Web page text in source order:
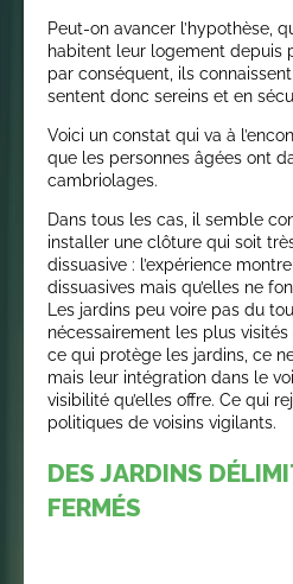
Peut-on avancer l’hypothèse,
habitent leur logement depuis
par conséquent, ils
sentent donc sereins et en
Voici un constat qui va à
que les personnes âgées ont
cambriolages.
Dans tous les cas, il semble
installer une clôture qui soit
dissuasive : l’expérience
dissuasives mais qu’elles ne
Les jardins peu voire pas du
nécessairement les plus
ce qui protège les jardins, ce
mais leur intégration dans le
visibilité qu’elles offre. Ce qui
politiques de voisins vigilants.
DES JARDINS
FERMÉS